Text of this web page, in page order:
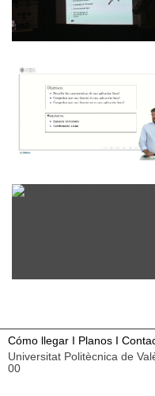
Cómo llegar I Planos I
Universitat Politècnica de
00